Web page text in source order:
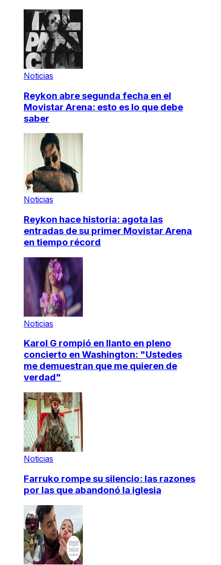
Noticias
Reykon abre segunda fecha en el
Movistar Arena: esto es lo que debe
saber
Noticias
Reykon hace historia: agota las
entradas de su primer Movistar Arena
en tiempo récord
Noticias
Karol G rompió en llanto en pleno
concierto en Washington: "Ustedes
me demuestran que me quieren de
verdad"
Noticias
Farruko rompe su silencio: las razones
por las que abandonó la iglesia